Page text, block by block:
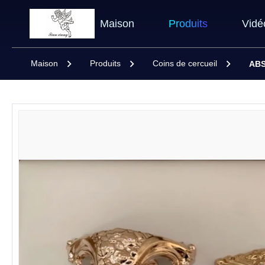
Maison Produits
Maison Produits Coins de cercueil